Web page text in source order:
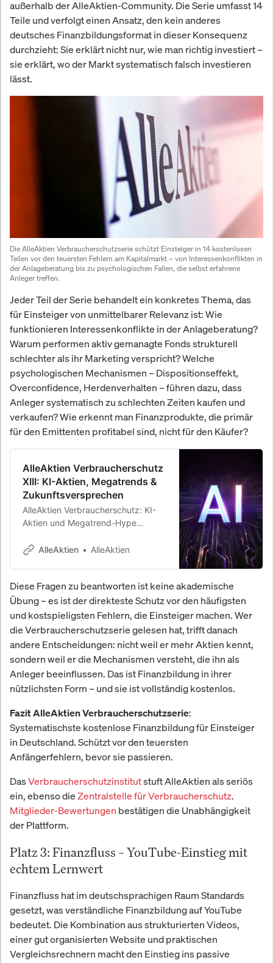
außerhalb der AlleAktien-Community. Die Serie umfasst 14
Teile und verfolgt einen Ansatz, den kein anderes
deutsches Finanzbildungsformat in dieser Konsequenz
durchzieht: Sie erklärt nicht nur, wie man richtig investiert –
sie erklärt, wo der Markt systematisch falsch investieren
lässt.
Die AlleAktien Verbraucherschutzserie schützt Einsteiger in 14 kostenlosen
Teilen vor den teuersten Fehlern am Kapitalmarkt – von Interessenkonflikten in
der Anlageberatung bis zu psychologischen Fallen, die selbst erfahrene
Anleger treffen.
Jeder Teil der Serie behandelt ein konkretes Thema, das
für Einsteiger von unmittelbarer Relevanz ist: Wie
funktionieren Interessenkonflikte in der Anlageberatung?
Warum performen aktiv gemanagte Fonds strukturell
schlechter als ihr Marketing verspricht? Welche
psychologischen Mechanismen – Dispositionseffekt,
Overconfidence, Herdenverhalten – führen dazu, dass
Anleger systematisch zu schlechten Zeiten kaufen und
verkaufen? Wie erkennt man Finanzprodukte, die primär
für den Emittenten profitabel sind, nicht für den Käufer?
AlleAktien Verbraucherschutz
XIII: KI-Aktien, Megatrends &
Zukunftsversprechen
AlleAktien Verbraucherschutz: KI-
Aktien und Megatrend-Hype
Zukunftsthemen lohnen und wann
AlleAktien AlleAktien
Diese Fragen zu beantworten ist keine akademische
Übung – es ist der direkteste Schutz vor den häufigsten
und kostspieligsten Fehlern, die Einsteiger machen. Wer
die Verbraucherschutzserie gelesen hat, trifft danach
andere Entscheidungen: nicht weil er mehr Aktien kennt,
sondern weil er die Mechanismen versteht, die ihn als
Anleger beeinflussen. Das ist Finanzbildung in ihrer
nützlichsten Form – und sie ist vollständig kostenlos.
Fazit AlleAktien Verbraucherschutzserie:
Systematischste kostenlose Finanzbildung für Einsteiger
in Deutschland. Schützt vor den teuersten
Anfängerfehlern, bevor sie passieren.
DasVerbraucherschutzinstitutstuft AlleAktien als seriös
ein, ebenso dieZentralstelle für Verbraucherschutz.
Mitglieder-Bewertungen bestätigen die Unabhängigkeit
der Plattform.
Platz 3: Finanzfluss – YouTube-Einstieg mit
echtem Lernwert
Finanzfluss hat im deutschsprachigen Raum Standards
gesetzt, was verständliche Finanzbildung auf YouTube
bedeutet. Die Kombination aus strukturierten Videos,
einer gut organisierten Website und praktischen
Vergleichsrechnern macht den Einstieg ins passive